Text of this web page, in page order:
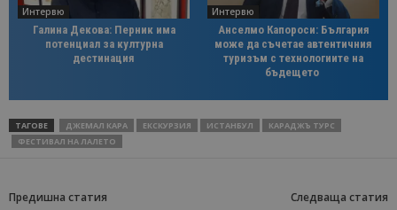
Интервю
Галина Декова: Перник има
потенциал за културна
дестинация
Интервю
Анселмо Капороси: България
може да съчетае автентичния
туризъм с технологиите на
бъдещето
ТАГОВЕ ДЖЕМАЛ КАРА ЕКСКУРЗИЯ ИСТАНБУЛ
КАРАДЖЪ ТУРС
ФЕСТИВАЛ НА ЛАЛЕТО
Предишна статия Следваща статия